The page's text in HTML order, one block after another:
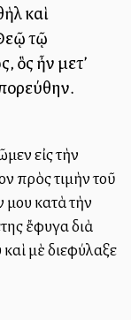
καὶ
τῷ
ὃς ἦν μετ’
εἰς τὴν
πρὸς τιμὴν τοῦ
κατὰ τὴν
ἔφυγα διὰ
μὲ διεφύλαξε